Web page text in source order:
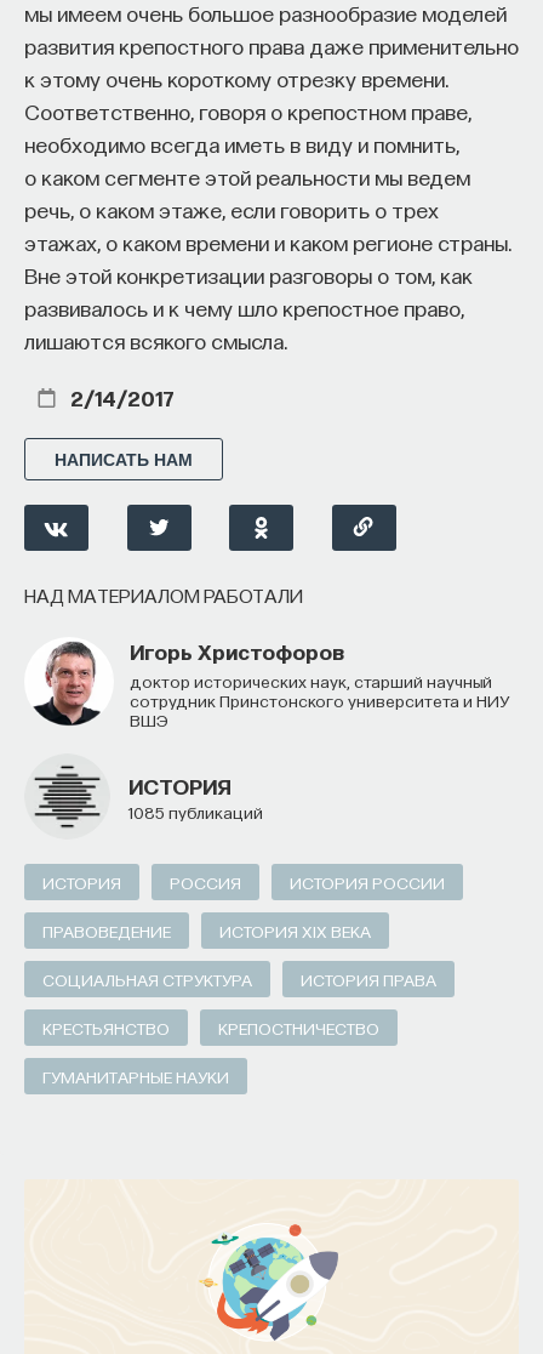
мы имеем очень большое разнообразие моделей
развития крепостного права даже применительно
к этому очень короткому отрезку времени.
Соответственно, говоря о крепостном праве,
необходимо всегда иметь в виду и помнить,
о каком сегменте этой реальности мы ведем
речь, о каком этаже, если говорить о трех
этажах, о каком времени и каком регионе страны.
Вне этой конкретизации разговоры о том, как
развивалось и к чему шло крепостное право,
лишаются всякого смысла.
2/14/2017
НАПИСАТЬ НАМ
НАД МАТЕРИАЛОМ РАБОТАЛИ
Игорь Христофоров
доктор исторических наук, старший научный
сотрудник Принстонского университета и НИУ
ВШЭ
ИСТОРИЯ
1085 публикаций
ИСТОРИЯ РОССИЯ ИСТОРИЯ РОССИИ
ПРАВОВЕДЕНИЕ ИСТОРИЯ XIX ВЕКА
СОЦИАЛЬНАЯ СТРУКТУРА ИСТОРИЯ ПРАВА
КРЕСТЬЯНСТВО КРЕПОСТНИЧЕСТВО
ГУМАНИТАРНЫЕ НАУКИ